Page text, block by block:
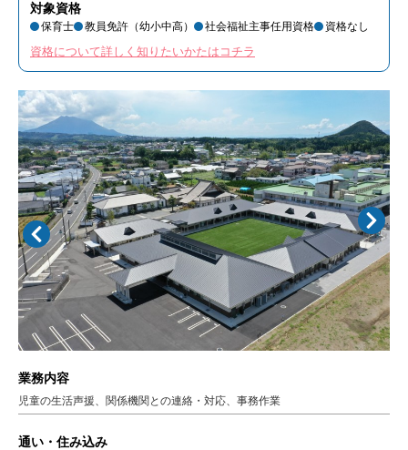
対象資格
保育士 教員免許（幼小中高） 社会福祉主事任用資格 資格なし
資格について詳しく知りたいかたはコチラ
業務内容
児童の生活声援、関係機関との連絡・対応、事務作業
通い・住み込み